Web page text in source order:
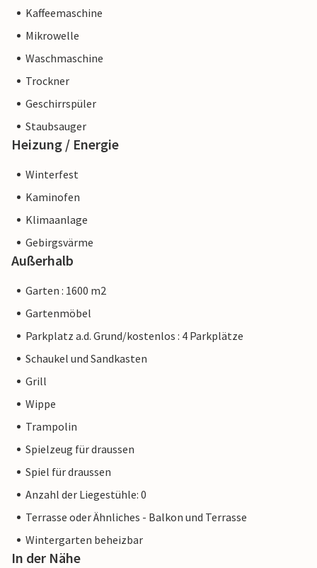
Kaffeemaschine
Mikrowelle
Waschmaschine
Trockner
Geschirrspüler
Staubsauger
Heizung / Energie
Winterfest
Kaminofen
Klimaanlage
Gebirgsvärme
Außerhalb
Garten : 1600 m2
Gartenmöbel
Parkplatz a.d. Grund/kostenlos : 4 Parkplätze
Schaukel und Sandkasten
Grill
Wippe
Trampolin
Spielzeug für draussen
Spiel für draussen
Anzahl der Liegestühle: 0
Terrasse oder Ähnliches - Balkon und Terrasse
Wintergarten beheizbar
In der Nähe